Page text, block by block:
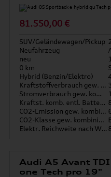
81.550,00 €
SUV/Geländewagen/Pickup
Neufahrzeug
neu
0 km
Hybrid (Benzin/Elektro)
Kraftstoffverbrauch gew. kombiniert
Stromverbrauch gew. kombiniert
Kraftst. komb. entl. Batterie
CO2-Emission gew. kombiniert
CO2-Klasse gew. kombiniert
Elektr. Reichweite nach WLTP*
Audi A5 Avant
one Tech pro 19"